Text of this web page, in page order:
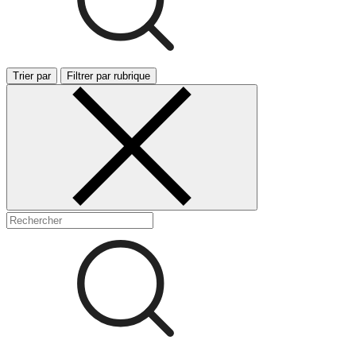
Trier par Filtrer par rubrique